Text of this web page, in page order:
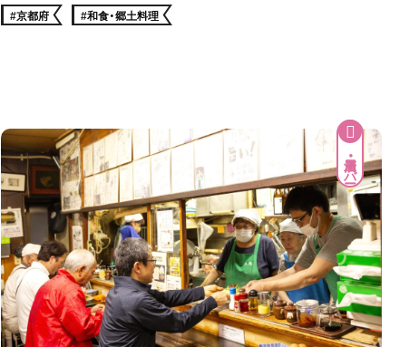
#京都府 #和食・郷土料理
居酒屋・バー